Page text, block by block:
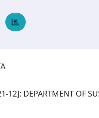
12]: DEPARTMENT OF